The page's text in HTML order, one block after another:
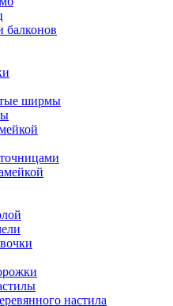
балконов
ширмы
настила